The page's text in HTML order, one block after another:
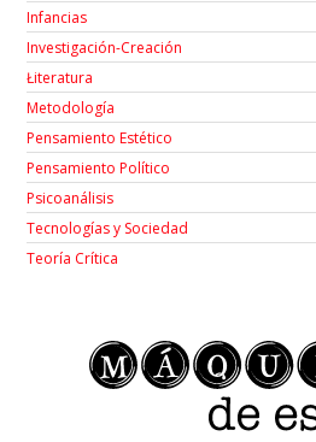
Infancias
Investigación-Creación
Łiteratura
Metodología
Pensamiento Estético
Pensamiento Político
Psicoanálisis
Tecnologías y Sociedad
Teoría Crítica